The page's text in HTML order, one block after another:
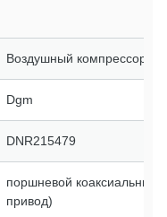
Воздушный компрессор
Dgm
DNR215479
поршневой коаксиальный
привод)